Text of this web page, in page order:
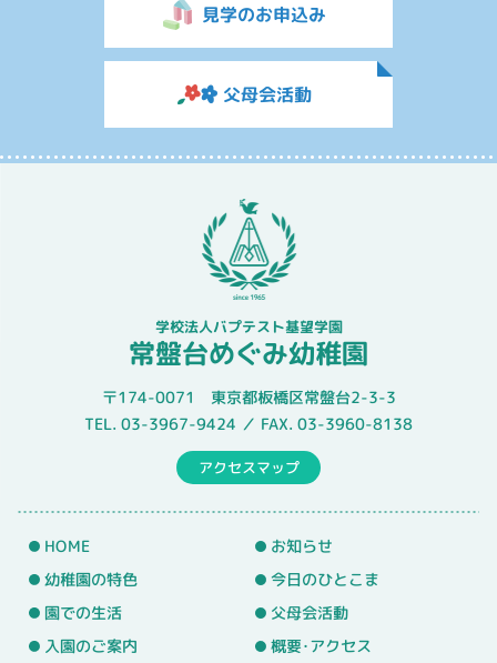
見学のお申込み
父母会活動
学校法人バプテスト基望学園
常盤台めぐみ幼稚園
〒174-0071 東京都板橋区常盤台2-3-3
TEL. 03-3967-9424 ／ FAX. 03-3960-8138
アクセスマップ
HOME
幼稚園の特色
園での生活
入園のご案内
お知らせ
今日のひとこま
父母会活動
概要･アクセス